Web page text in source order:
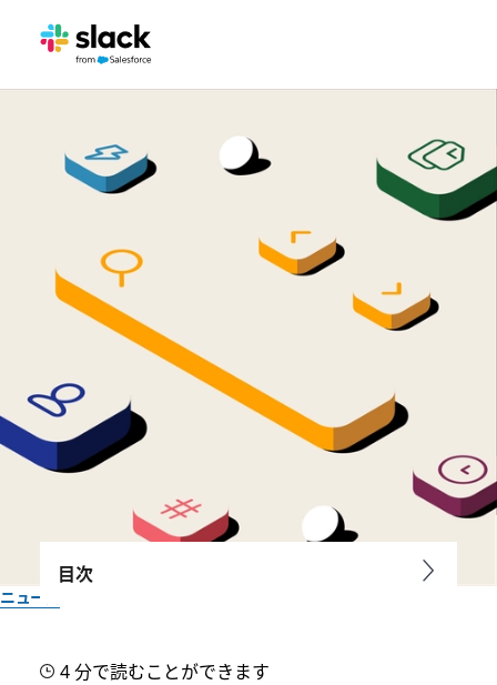
ニュース
UI を大幅にアップデート！も
目次
4 分で読むことができます